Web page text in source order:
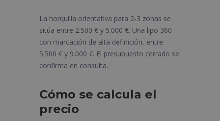
La horquilla orientativa para 2-3 zonas se
sitúa entre 2.500 € y 5.000 €. Una lipo 360
con marcación de alta definición, entre
5.500 € y 9.000 €. El presupuesto cerrado se
confirma en consulta.
Cómo se calcula el
precio